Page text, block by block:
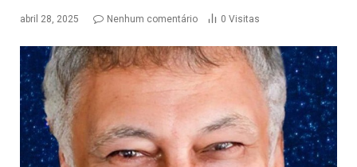
abril 28, 2025 Nenhum comentário 0 Visitas